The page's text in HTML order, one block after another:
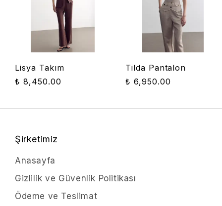
Lisya Takım
₺ 8,450.00
Tilda Pantalon
₺ 6,950.00
Şirketimiz
Anasayfa
Gizlilik ve Güvenlik Politikası
Ödeme ve Teslimat